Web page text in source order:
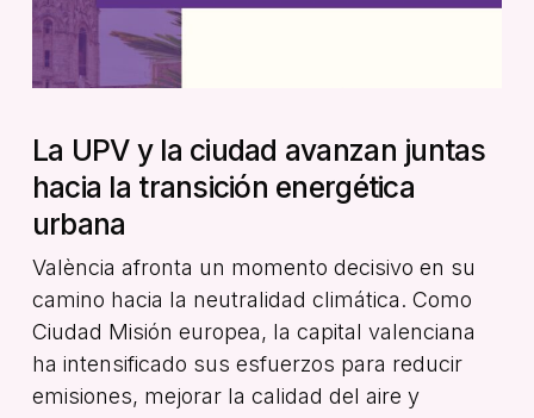
La UPV y la ciudad avanzan juntas
hacia la transición energética
urbana
València afronta un momento decisivo en su
camino hacia la neutralidad climática. Como
Ciudad Misión europea, la capital valenciana
ha intensificado sus esfuerzos para reducir
emisiones, mejorar la calidad del aire y